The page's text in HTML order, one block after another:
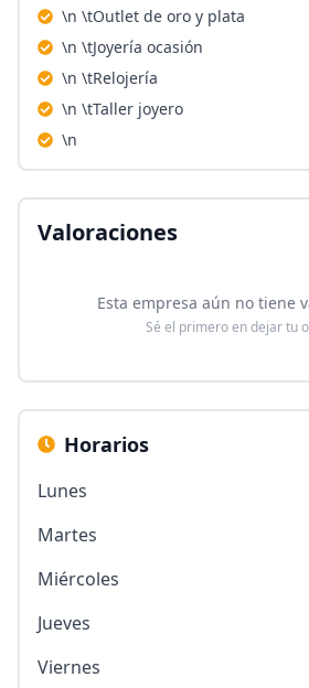
\n \tOutlet de oro y plata
\n \tJoyería ocasión
\n \tRelojería
\n \tTaller joyero
\n
Valoraciones
Esta empresa aún no tiene
Sé el primero en dejar tu
Horarios
Lunes
Martes
Miércoles
Jueves
Viernes